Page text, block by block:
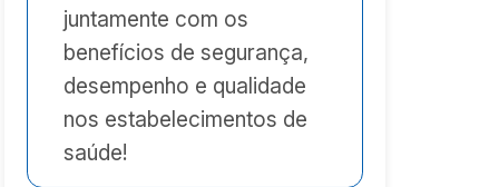
juntamente com os
benefícios de segurança,
desempenho e qualidade
nos estabelecimentos de
saúde!